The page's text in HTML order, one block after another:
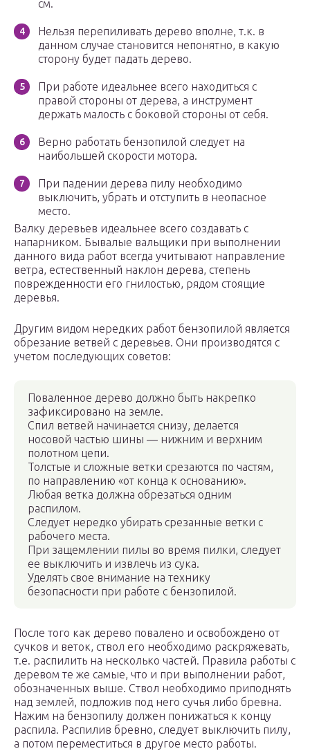
см.
Нельзя перепиливать дерево вполне, т.к. в
данном случае становится непонятно, в какую
сторону будет падать дерево.
При работе идеальнее всего находиться с
правой стороны от дерева, а инструмент
держать малость с боковой стороны от себя.
Верно работать бензопилой следует на
наибольшей скорости мотора.
При падении дерева пилу необходимо
выключить, убрать и отступить в неопасное
место.
Валку деревьев идеальнее всего создавать с
напарником. Бывалые вальщики при выполнении
данного вида работ всегда учитывают направление
ветра, естественный наклон дерева, степень
поврежденности его гнилостью, рядом стоящие
деревья.
Другим видом нередких работ бензопилой является
обрезание ветвей с деревьев. Они производятся с
учетом последующих советов:
Поваленное дерево должно быть накрепко
зафиксировано на земле.
Спил ветвей начинается снизу, делается
носовой частью шины — нижним и верхним
полотном цепи.
Толстые и сложные ветки срезаются по частям,
по направлению «от конца к основанию».
Любая ветка должна обрезаться одним
распилом.
Следует нередко убирать срезанные ветки с
рабочего места.
При защемлении пилы во время пилки, следует
ее выключить и извлечь из сука.
Уделять свое внимание на технику
безопасности при работе с бензопилой.
После того как дерево повалено и освобождено от
сучков и веток, ствол его необходимо раскряжевать,
т.е. распилить на несколько частей. Правила работы с
деревом те же самые, что и при выполнении работ,
обозначенных выше. Ствол необходимо приподнять
над землей, подложив под него сучья либо бревна.
Нажим на бензопилу должен понижаться к концу
распила. Распилив бревно, следует выключить пилу,
а потом переместиться в другое место работы.